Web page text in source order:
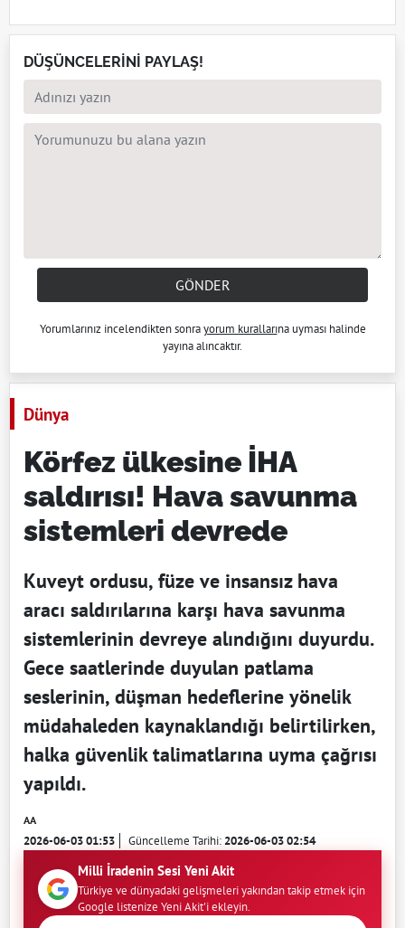
DÜŞÜNCELERİNİ PAYLAŞ!
GÖNDER
Yorumlarınız incelendikten sonrayorum kurallarına uyması halinde
yayına alıncaktır.
Dünya
Körfez ülkesine İHA
saldırısı! Hava savunma
sistemleri devrede
Kuveyt ordusu, füze ve insansız hava
aracı saldırılarına karşı hava savunma
sistemlerinin devreye alındığını duyurdu.
Gece saatlerinde duyulan patlama
seslerinin, düşman hedeflerine yönelik
müdahaleden kaynaklandığı belirtilirken,
halka güvenlik talimatlarına uyma çağrısı
yapıldı.
AA
2026-06-03 01:53 Güncelleme Tarihi:2026-06-03 02:54
Milli İradenin Sesi Yeni Akit
Türkiye ve dünyadaki gelişmeleri yakından takip etmek için
Google listenize Yeni Akit'i ekleyin.